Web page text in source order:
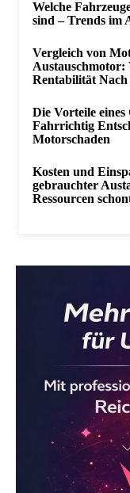
Welche
sind – Trends im
Vergleich von
Rentabilität
Die Vorteile
Fahrrichtig
Motorschaden
Kosten und
gebrauchter
Ressourcen